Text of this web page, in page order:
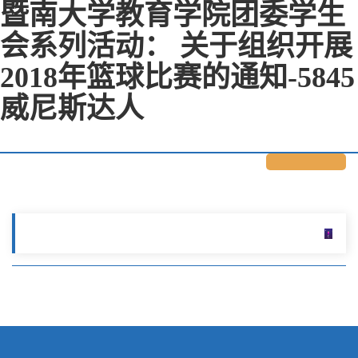
暨南大学教育学院团委学生
会系列活动： 关于组织开展
2018年篮球比赛的通知-5845
威尼斯达人